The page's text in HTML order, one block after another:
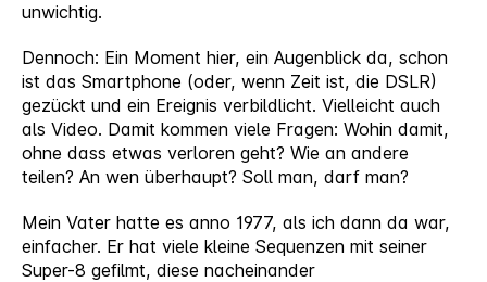
unwichtig.
Dennoch: Ein Moment hier, ein Augenblick da, schon
ist das Smartphone (oder, wenn Zeit ist, die DSLR)
gezückt und ein Ereignis verbildlicht. Vielleicht auch
als Video. Damit kommen viele Fragen: Wohin damit,
ohne dass etwas verloren geht? Wie an andere
teilen? An wen überhaupt? Soll man, darf man?
Mein Vater hatte es anno 1977, als ich dann da war,
einfacher. Er hat viele kleine Sequenzen mit seiner
Super-8 gefilmt, diese nacheinander